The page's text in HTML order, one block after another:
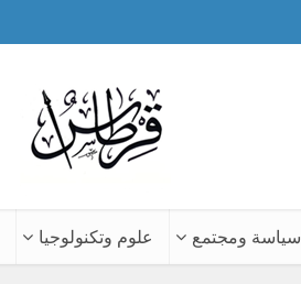
سياسة ومجتمع علوم وتكنولوجيا